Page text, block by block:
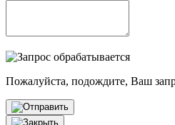
Пожалуйста, подождите, Ваш